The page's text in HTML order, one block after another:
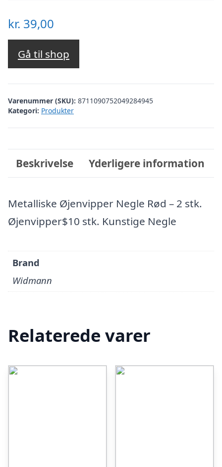
kr. 39,00
Gå til shop
Varenummer (SKU): 8711090752049284945
Kategori: Produkter
Beskrivelse Yderligere information
Metalliske Øjenvipper Negle Rød – 2 stk.
Øjenvipper$10 stk. Kunstige Negle
Brand
Widmann
Relaterede varer